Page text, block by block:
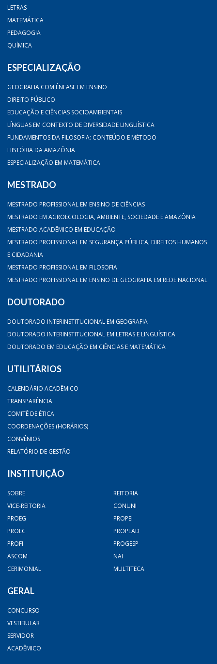
LETRAS
MATEMÁTICA
PEDAGOGIA
QUÍMICA
ESPECIALIZAÇÃO
GEOGRAFIA COM ÊNFASE EM ENSINO
DIREITO PÚBLICO
EDUCAÇÃO E CIÊNCIAS SOCIOAMBIENTAIS
LÍNGUAS EM CONTEXTO DE DIVERSIDADE LINGUÍSTICA
FUNDAMENTOS DA FILOSOFIA: CONTEÚDO E MÉTODO
HISTÓRIA DA AMAZÔNIA
ESPECIALIZAÇÃO EM MATEMÁTICA
MESTRADO
MESTRADO PROFISSIONAL EM ENSINO DE CIÊNCIAS
MESTRADO EM AGROECOLOGIA, AMBIENTE, SOCIEDADE E AMAZÔNIA
MESTRADO ACADÊMICO EM EDUCAÇÃO
MESTRADO PROFISSIONAL EM SEGURANÇA PÚBLICA, DIREITOS HUMANOS
E CIDADANIA
MESTRADO PROFISSIONAL EM FILOSOFIA
MESTRADO PROFISSIONAL EM ENSINO DE GEOGRAFIA EM REDE NACIONAL
DOUTORADO
DOUTORADO INTERINSTITUCIONAL EM GEOGRAFIA
DOUTORADO INTERINSTITUCIONAL EM LETRAS E LINGUÍSTICA
DOUTORADO EM EDUCAÇÃO EM CIÊNCIAS E MATEMÁTICA
UTILITÁRIOS
CALENDÁRIO ACADÊMICO
TRANSPARÊNCIA
COMITÊ DE ÉTICA
COORDENAÇÕES (HORÁRIOS)
CONVÊNIOS
RELATÓRIO DE GESTÃO
INSTITUIÇÃO
SOBRE
REITORIA
VICE-REITORIA
CONUNI
PROEG
PROPEI
PROEC
PROPLAD
PROFI
PROGESP
ASCOM
NAI
CERIMONIAL
MULTITECA
GERAL
CONCURSO
VESTIBULAR
SERVIDOR
ACADÊMICO